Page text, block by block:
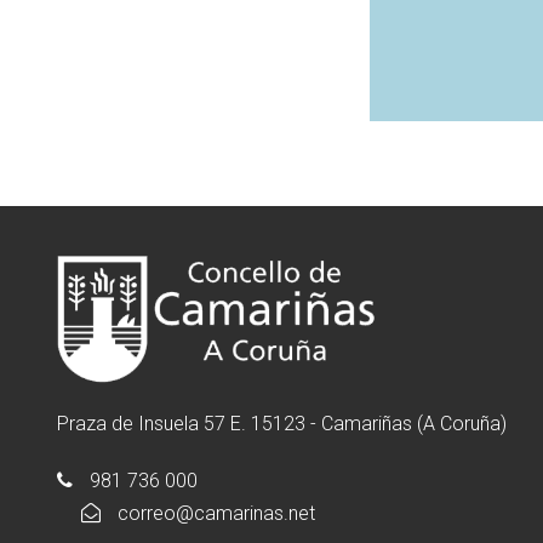
Praza de Insuela 57 E. 15123 - Camariñas (A Coruña)
981 736 000
correo@camarinas.net